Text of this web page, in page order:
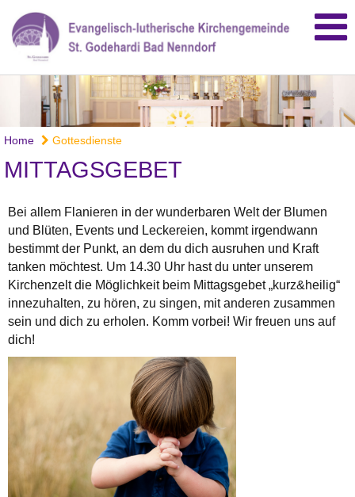
Home Gottesdienste
MITTAGSGEBET
Bei allem Flanieren in der wunderbaren Welt der Blumen
und Blüten, Events und Leckereien, kommt irgendwann
bestimmt der Punkt, an dem du dich ausruhen und Kraft
tanken möchtest. Um 14.30 Uhr hast du unter unserem
Kirchenzelt die Möglichkeit beim Mittagsgebet „kurz&heilig“
innezuhalten, zu hören, zu singen, mit anderen zusammen
sein und dich zu erholen. Komm vorbei! Wir freuen uns auf
dich!